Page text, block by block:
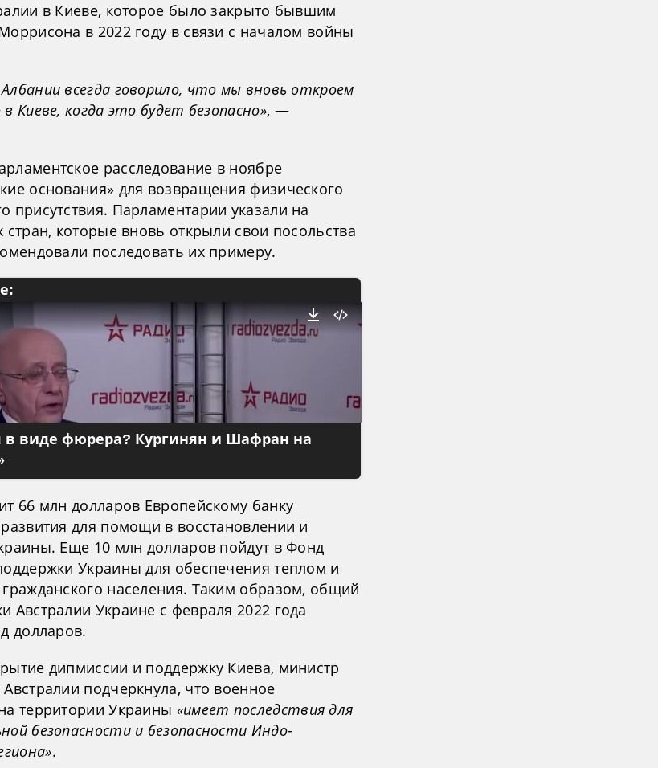
в Киеве, которое было закрыто бывшим
в 2022 году в связи с началом войны
всегда говорило, что мы вновь откроем
Киеве, когда это будет безопасно», —
расследование в ноябре
основания» для возвращения физического
присутствия. Парламентарии указали на
стран, которые вновь открыли свои посольства
последовать их примеру.
в виде фюрера? Кургинян и Шафран на
66 млн долларов Европейскому банку
для помощи в восстановлении и
Еще 10 млн долларов пойдут в Фонд
Украины для обеспечения теплом и
гражданского населения. Таким образом, общий
Австралии Украине с февраля 2022 года
долларов.
дипмиссии и поддержку Киева, министр
подчеркнула, что военное
территории Украины «имеет последствия для
безопасности и безопасности Индо-
.